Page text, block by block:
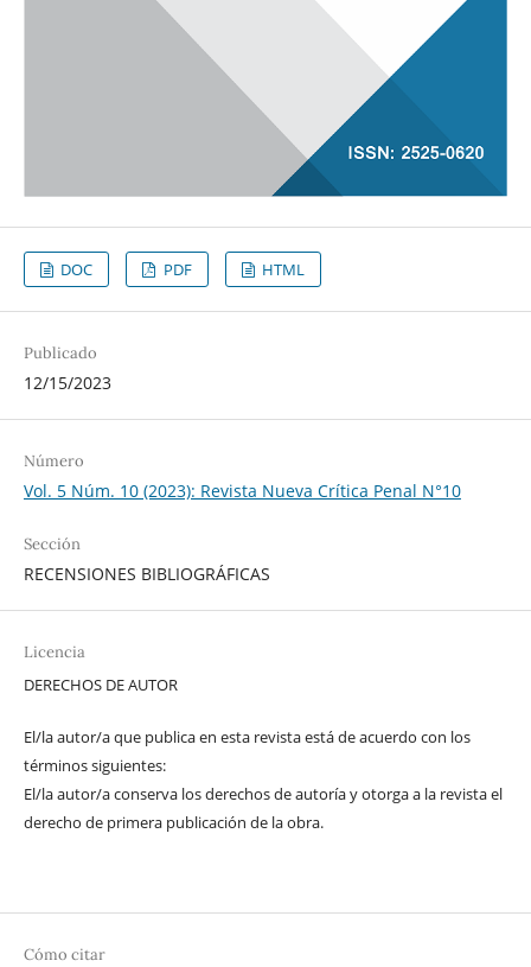
DOC PDF HTML
Publicado
12/15/2023
Número
Vol. 5 Núm. 10 (2023): Revista Nueva Crí­tica Penal N°10
Sección
RECENSIONES BIBLIOGRÁFICAS
Licencia
DERECHOS DE AUTOR
El/la autor/a que publica en esta revista está de acuerdo con los
términos siguientes:
El/la autor/a conserva los derechos de autoría y otorga a la revista el
derecho de primera publicación de la obra.
Cómo citar